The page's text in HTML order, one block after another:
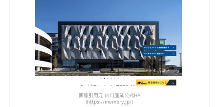
画像引用元:山口産業公式HP
(https://membry.jp/)